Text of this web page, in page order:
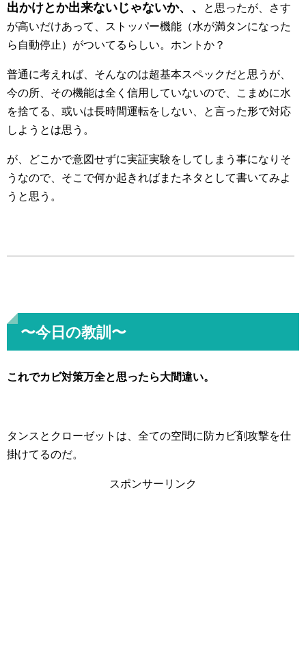
出かけとか出来ないじゃないか、、
と思ったが、さす
が高いだけあって、ストッパー機能（水が満タンになった
ら自動停止）がついてるらしい。ホントか？
普通に考えれば、そんなのは超基本スペックだと思うが、
今の所、その機能は全く信用していないので、こまめに水
を捨てる、或いは長時間運転をしない、と言った形で対応
しようとは思う。
が、どこかで意図せずに実証実験をしてしまう事になりそ
うなので、そこで何か起きればまたネタとして書いてみよ
うと思う。
〜今日の教訓〜
これでカビ対策万全と思ったら大間違い。
タンスとクローゼットは、全ての空間に防カビ剤攻撃を仕
掛けてるのだ。
スポンサーリンク